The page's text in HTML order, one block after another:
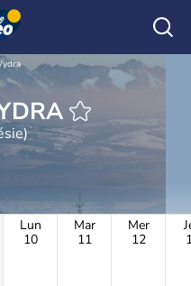
WYDRA
Lun
10
Mar
11
Mer
12